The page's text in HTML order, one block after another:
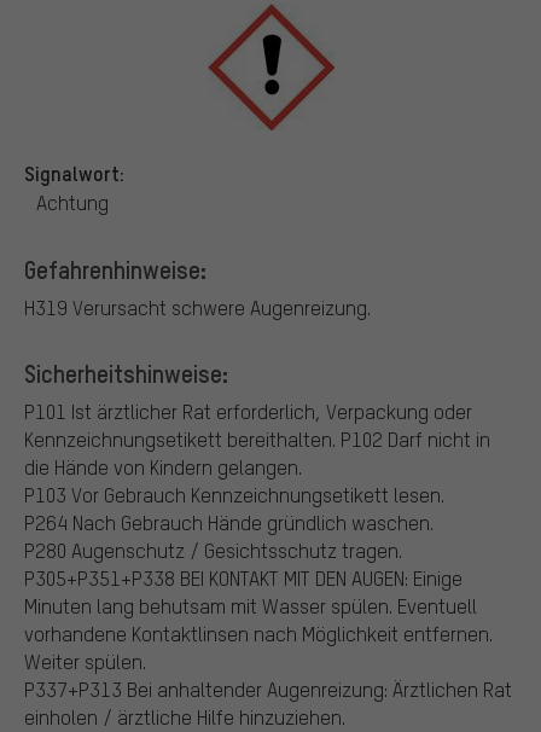
Signalwort:
Achtung
Gefahrenhinweise:
H319 Verursacht schwere Augenreizung.
Sicherheitshinweise:
P101 Ist ärztlicher Rat erforderlich, Verpackung oder
Kennzeichnungsetikett bereithalten. P102 Darf nicht in
die Hände von Kindern gelangen.
P103 Vor Gebrauch Kennzeichnungsetikett lesen.
P264 Nach Gebrauch Hände gründlich waschen.
P280 Augenschutz / Gesichtsschutz tragen.
P305+P351+P338 BEI KONTAKT MIT DEN AUGEN: Einige
Minuten lang behutsam mit Wasser spülen. Eventuell
vorhandene Kontaktlinsen nach Möglichkeit entfernen.
Weiter spülen.
P337+P313 Bei anhaltender Augenreizung: Ärztlichen Rat
einholen / ärztliche Hilfe hinzuziehen.